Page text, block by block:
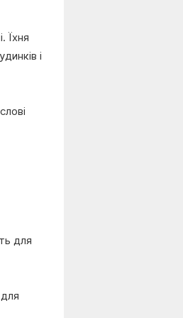
Їхня
і
для